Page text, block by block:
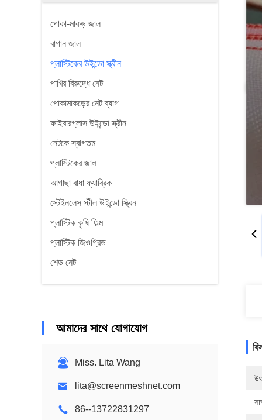
পোকা-মাকড় জাল
বাগান জাল
প্লাস্টিকের উইন্ডো স্ক্রীন
পাখির বিরুদ্ধে নেট
পোকামাকড়ের নেট ব্যাগ
ফাইবারগ্লাস উইন্ডো স্ক্রীন
নেটকে স্বাগতম
প্লাস্টিকের জাল
আগাছা বাধা ফ্যাব্রিক
স্টেইনলেস স্টীল উইন্ডো স্ক্রিন
প্লাস্টিক কৃষি ফিল্ম
প্লাস্টিক জিওগ্রিড
শেড নেট
আমাদের সাথে যোগাযোগ
Miss. Lita Wang
lita@screenmeshnet.com
86--13722831297